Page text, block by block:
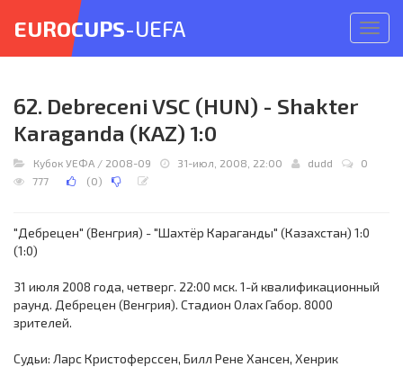
меню
EUROCUPS-UEFA
62. Debreceni VSC (HUN) - Shakter
Karaganda (KAZ) 1:0
Кубок УЕФА / 2008-09 31-июл, 2008, 22:00 dudd
0
777
(0)
"Дебрецен" (Венгрия) - "Шахтёр Караганды" (Казахстан) 1:0
(1:0)
31 июля 2008 года, четверг. 22:00 мск. 1-й квалификационный
раунд. Дебрецен (Венгрия). Стадион Олах Габор. 8000
зрителей.
Судьи: Ларс Кристоферссен, Билл Рене Хансен, Хенрик